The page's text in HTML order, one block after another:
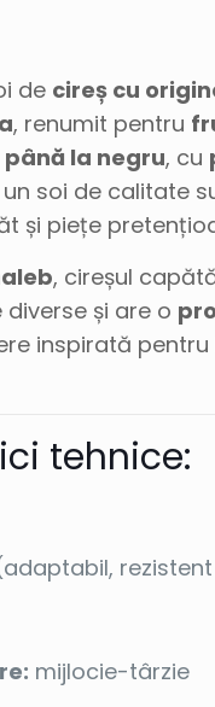
de cireș cu
, renumit pentru
la negru, cu
un soi de calitate
și piețe
, cireșul
și are o
inspirată
tehnice:
mijlocie-târzie